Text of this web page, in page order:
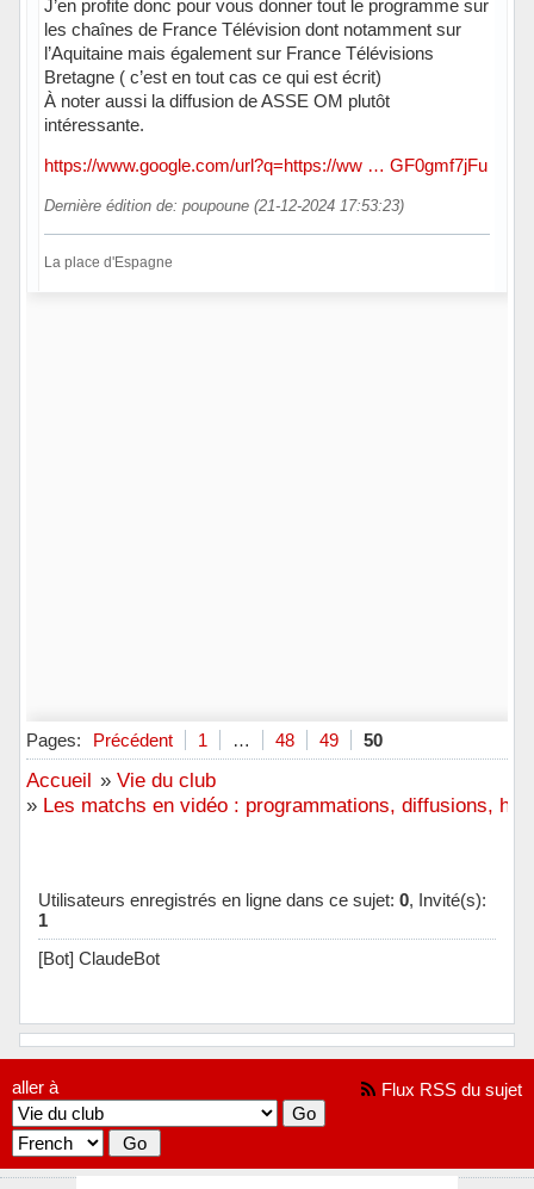
J’en profite donc pour vous donner tout le programme sur
les chaînes de France Télévision dont notamment sur
l’Aquitaine mais également sur France Télévisions
Bretagne ( c’est en tout cas ce qui est écrit)
À noter aussi la diffusion de ASSE OM plutôt
intéressante.
https://www.google.com/url?q=https://ww … GF0gmf7jFu
Dernière édition de: poupoune (21-12-2024 17:53:23)
La place d'Espagne
Pages: Précédent 1 … 48 49 50
Accueil » Vie du club
» Les matchs en vidéo : programmations, diffusions,
Utilisateurs enregistrés en ligne dans ce sujet: 0, Invité(s):
1
[Bot] ClaudeBot
aller à Flux RSS du sujet